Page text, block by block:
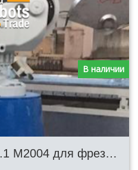
ABB IRB 7600 325/3.1 M2004 для фрезерования и резки
В наличии